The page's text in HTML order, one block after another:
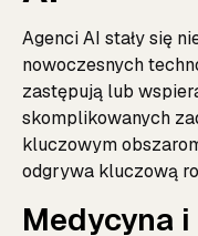
Agenci AI stały się
nowoczesnych
zastępują lub
skomplikowanych
kluczowym
odgrywa kluczową
Medycyna